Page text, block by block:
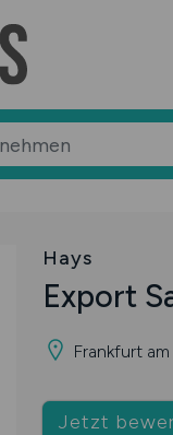
Hays
Export
Frankfurt
Jetzt